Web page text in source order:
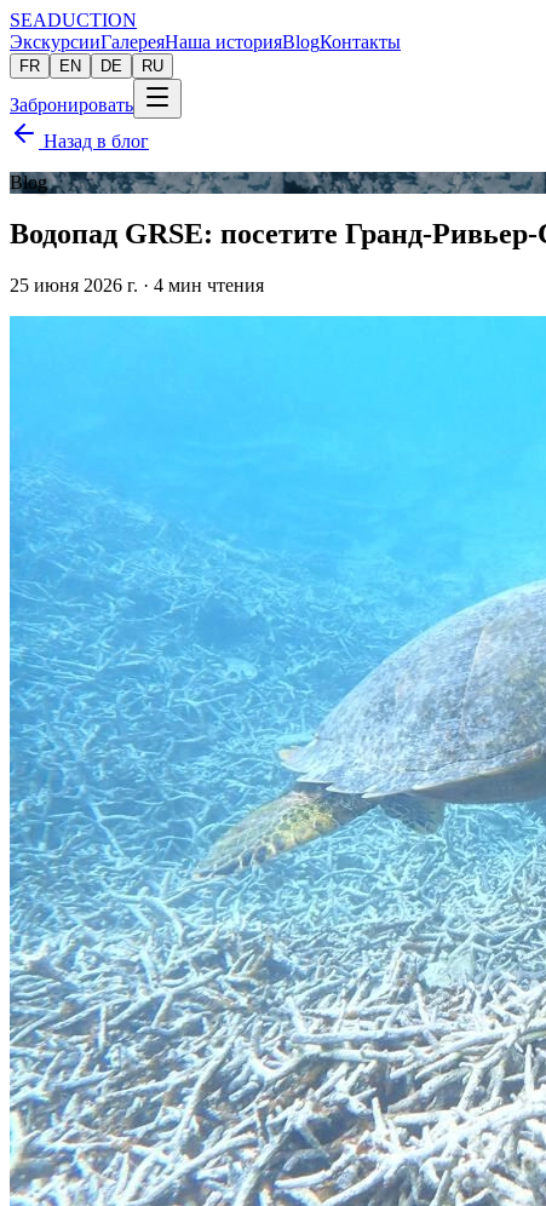
SEADUCTION
ЭкскурсииГалереяНаша историяBlogКонтакты
FR EN DE RU
Забронировать
Назад в блог
Blog
Водопад GRSE: посетите Гранд-
25 июня 2026 г. · 4 мин чтения